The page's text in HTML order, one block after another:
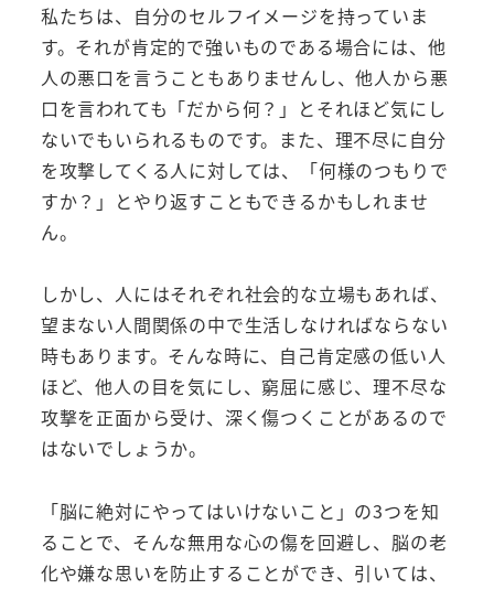
私たちは、自分のセルフイメージを持っていま
す。それが肯定的で強いものである場合には、他
人の悪口を言うこともありませんし、他人から悪
口を言われても「だから何？」とそれほど気にし
ないでもいられるものです。また、理不尽に自分
を攻撃してくる人に対しては、「何様のつもりで
すか？」とやり返すこともできるかもしれませ
ん。
しかし、人にはそれぞれ社会的な立場もあれば、
望まない人間関係の中で生活しなければならない
時もあります。そんな時に、自己肯定感の低い人
ほど、他人の目を気にし、窮屈に感じ、理不尽な
攻撃を正面から受け、深く傷つくことがあるので
はないでしょうか。
「脳に絶対にやってはいけないこと」の3つを知
ることで、そんな無用な心の傷を回避し、脳の老
化や嫌な思いを防止することができ、引いては、